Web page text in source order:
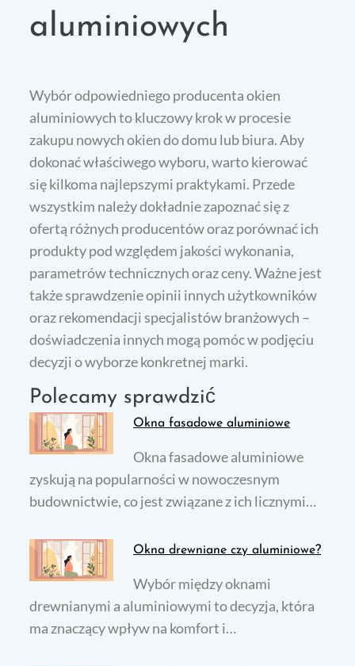
aluminiowych
Wybór odpowiedniego producenta okien
aluminiowych to kluczowy krok w procesie
zakupu nowych okien do domu lub biura. Aby
dokonać właściwego wyboru, warto kierować
się kilkoma najlepszymi praktykami. Przede
wszystkim należy dokładnie zapoznać się z
ofertą różnych producentów oraz porównać ich
produkty pod względem jakości wykonania,
parametrów technicznych oraz ceny. Ważne jest
także sprawdzenie opinii innych użytkowników
oraz rekomendacji specjalistów branżowych –
doświadczenia innych mogą pomóc w podjęciu
decyzji o wyborze konkretnej marki.
Polecamy sprawdzić
Okna fasadowe aluminiowe
Okna fasadowe aluminiowe
zyskują na popularności w nowoczesnym
budownictwie, co jest związane z ich licznymi…
Okna drewniane czy aluminiowe?
Wybór między oknami
drewnianymi a aluminiowymi to decyzja, która
ma znaczący wpływ na komfort i…